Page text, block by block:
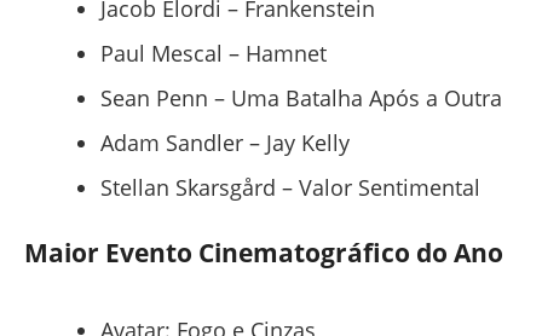
Jacob Elordi – Frankenstein
Paul Mescal – Hamnet
Sean Penn – Uma Batalha Após a Outra
Adam Sandler – Jay Kelly
Stellan Skarsgård – Valor Sentimental
Maior Evento Cinematográfico do Ano
Avatar: Fogo e Cinzas